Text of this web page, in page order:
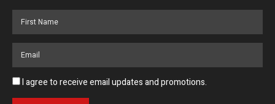
I agree to receive email updates and promotions.